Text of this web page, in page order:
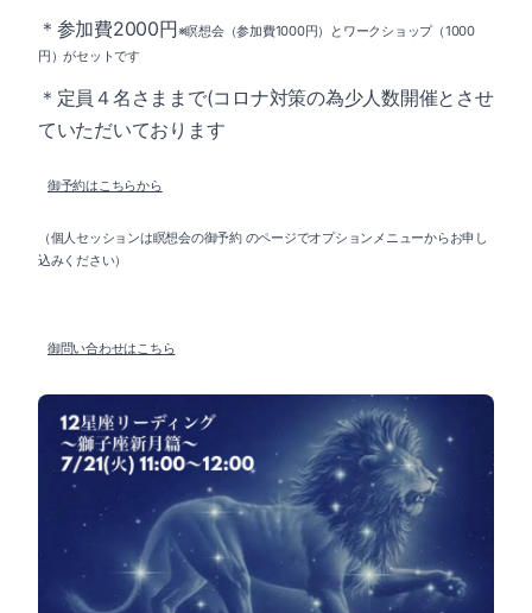
＊参加費2000円※瞑想会（参加費1000円）とワークショップ（1000
円）がセットです
＊定員４名さままで(コロナ対策の為少人数開催とさせ
ていただいております
御予約はこちらから
（個人セッションは瞑想会の御予約 のページでオプションメニューからお申し
込みください）
御問い合わせはこちら